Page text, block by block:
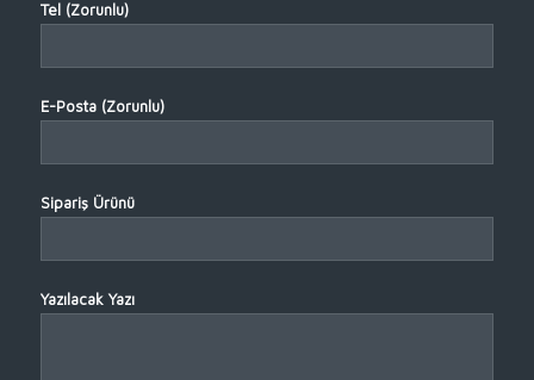
Tel (Zorunlu)
E-Posta (Zorunlu)
Sipariş Ürünü
Yazılacak Yazı